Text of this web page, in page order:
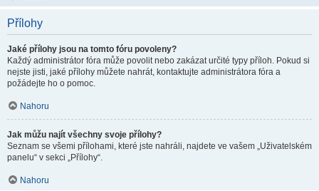
Přílohy
Jaké přílohy jsou na tomto fóru povoleny?
Každý administrátor fóra může povolit nebo zakázat určité typy příloh. Pokud si
nejste jisti, jaké přílohy můžete nahrát, kontaktujte administrátora fóra a
požádejte ho o pomoc.
Nahoru
Jak můžu najít všechny svoje přílohy?
Seznam se všemi přílohami, které jste nahráli, najdete ve vašem „Uživatelském
panelu“ v sekci „Přílohy“.
Nahoru